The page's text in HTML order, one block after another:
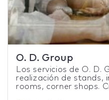
O. D. Group
Los servicios de O. D.
realización de stands,
rooms, corner shops.